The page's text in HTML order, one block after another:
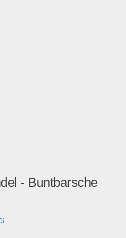
- Buntbarsche